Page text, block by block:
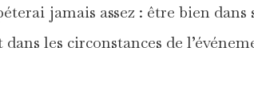
jamais assez : être bien dans
dans les circonstances de